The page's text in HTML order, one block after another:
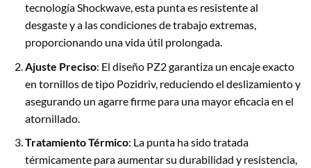
tecnología Shockwave, esta punta es resistente al
desgaste y a las condiciones de trabajo extremas,
proporcionando una vida útil prolongada.
Ajuste Preciso: El diseño PZ2 garantiza un encaje exacto
en tornillos de tipo Pozidriv, reduciendo el deslizamiento y
asegurando un agarre firme para una mayor eficacia en el
atornillado.
Tratamiento Térmico: La punta ha sido tratada
térmicamente para aumentar su durabilidad y resistencia,